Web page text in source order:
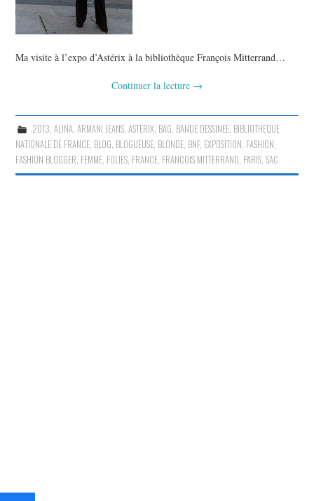
Ma visite à l’expo d’Astérix à la bibliothèque François Mitterrand…
Continuer la lecture →
2013, ALINA, ARMANI JEANS, ASTERIX, BAG, BANDE DESSINEE, BIBLIOTHEQUE
NATIONALE DE FRANCE, BLOG, BLOGUEUSE, BLONDE, BNF, EXPOSITION, FASHION,
FASHION BLOGGER, FEMME, FOLIES, FRANCE, FRANCOIS MITTERRAND, PARIS,SAC